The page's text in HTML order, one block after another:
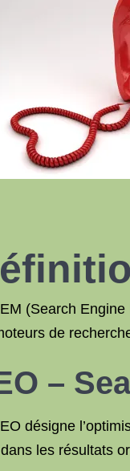
(Search
de
–
désigne
les résultats